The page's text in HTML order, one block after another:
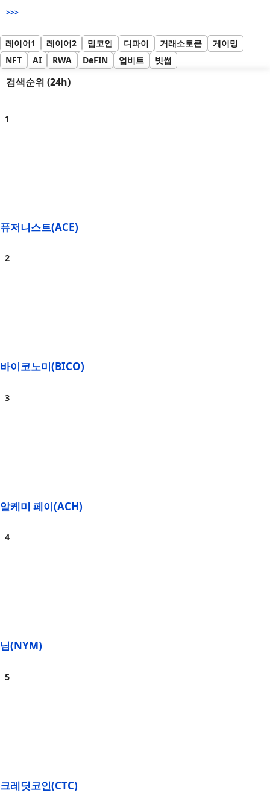
>>>
레이어1 레이어2 밈코인 디파이 거래소토큰
게이밍
NFT
AI RWA DeFIN 업비트 빗썸
검색순위 (24h)
퓨저니스트(ACE)
바이코노미(BICO)
알케미 페이(ACH)
님(NYM)
크레딧코인(CTC)